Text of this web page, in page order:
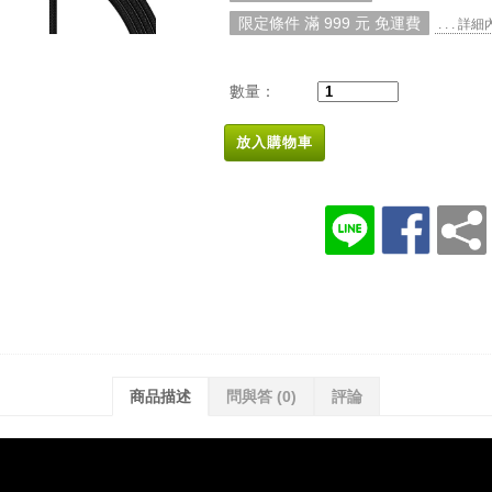
限定條件 滿 999 元 免運費 . . . 詳細
數量：
放入購物車
商品描述 問與答 (0) 評論